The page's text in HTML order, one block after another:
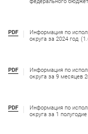
PDF
Информация по
округа за 2024 год
PDF
Информация по
округа за 9 месяцев
PDF
Информация по
округа за 1